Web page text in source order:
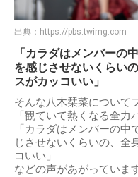
出典： https://pbs.twimg.com
「カラダはメンバーの
を感じさせないくらい
スがカッコいい」
そんな八木栞菜について
「観ていて熱くなる全力
「カラダはメンバーの
じさせないくらいの、全
コいい」
などの声があがっています